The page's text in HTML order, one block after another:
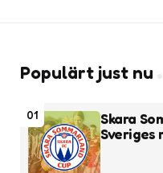
Populärt just nu
01
Skara